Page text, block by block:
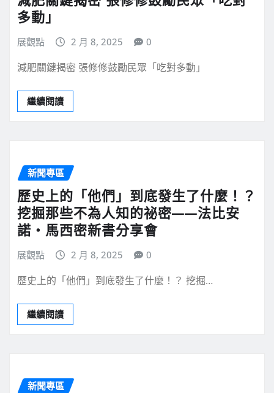
多動」
展觀點 2 月 8, 2025 0
減肥關鍵揭密 張修修鼓勵民眾「吃對多動」
繼續閱讀
新聞專區
歷史上的「他們」到底發生了什麼！？
挖掘那些不為人知的祕密——法比安
諾・馬西密新書分享會
展觀點 2 月 8, 2025 0
歷史上的「他們」到底發生了什麼！？ 挖掘…
繼續閱讀
新聞專區